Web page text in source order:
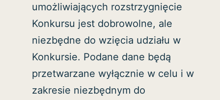
umożliwiających rozstrzygnięcie
Konkursu jest dobrowolne, ale
niezbędne do wzięcia udziału w
Konkursie. Podane dane będą
przetwarzane wyłącznie w celu i w
zakresie niezbędnym do